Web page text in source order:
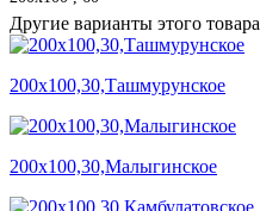
Другие варианты этого товара
200х100,30,Ташмурунское
200х100,30,Малыгинское